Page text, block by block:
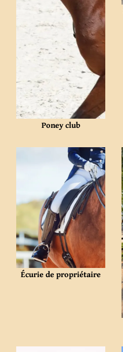
Poney club
Écurie de propriétaire